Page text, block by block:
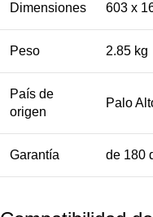
Dimensiones 603 x
Peso 2.85 kg
País de
origen
Palo
Garantía de 180